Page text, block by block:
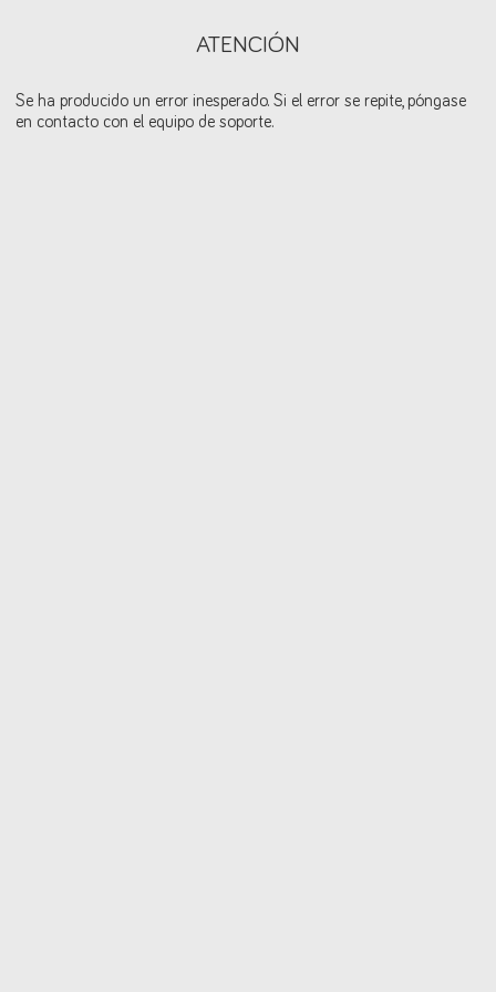
ATENCIÓN
Se ha producido un error inesperado. Si el error se repite, póngase
en contacto con el equipo de soporte.